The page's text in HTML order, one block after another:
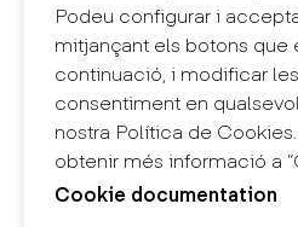
Podeu configurar i
mitjançant els botons que
continuació, i modificar
consentiment en
nostra Política de
obtenir més informació a
Cookie documentation
Eina Sentmenat
Passeig Santa Eulàlia, 25
08017 Barcelona
+34 672 31 86 57
Eina Bosc
Carrer del Bosc, 2